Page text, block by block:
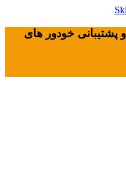
پشتیبانی خودور های